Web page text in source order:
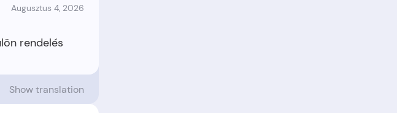
Augusztus 4, 2026
rendelés
Show translation